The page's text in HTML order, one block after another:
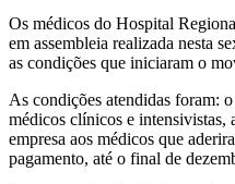
Os médicos do Hospital
em assembleia realizada nesta
as condições que iniciaram o
As condições atendidas foram:
médicos clínicos e intensivistas,
empresa aos médicos que
pagamento, até o final de